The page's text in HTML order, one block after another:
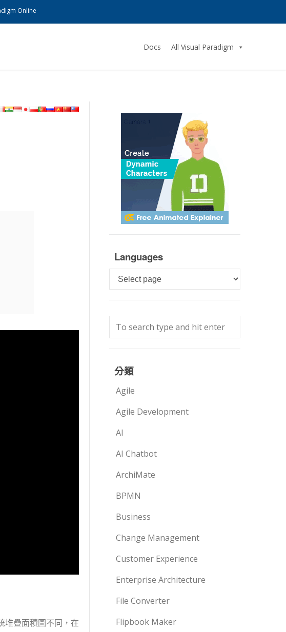
Online
Docs All Visual Paradigm
堆疊面積圖不同，在
Languages
Languages
分類
Agile
Agile Development
AI
AI Chatbot
ArchiMate
BPMN
Business
Change Management
Customer Experience
Enterprise Architecture
File Converter
Flipbook Maker